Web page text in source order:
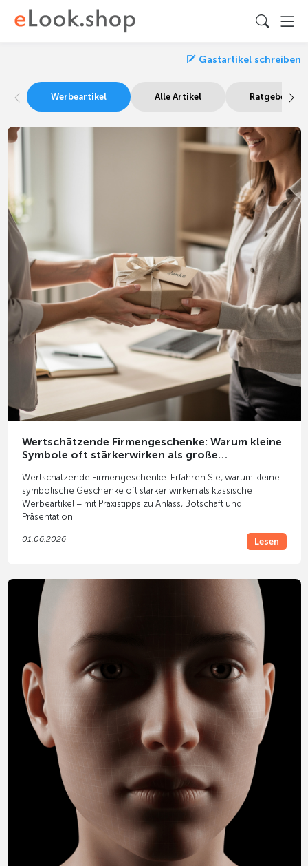
Gastartikel schreiben
Werbeartikel Alle Artikel Ratgeber
Wertschätzende Firmengeschenke: Warum kleine
Symbole oft stärkerwirken als große
Wertschätzende Firmengeschenke: Erfahren Sie, warum kleine
symbolische Geschenke oft stärker wirken als klassische
Werbeartikel – mit Praxistipps zu Anlass, Botschaft und
Präsentation.
01.06.2026 Lesen